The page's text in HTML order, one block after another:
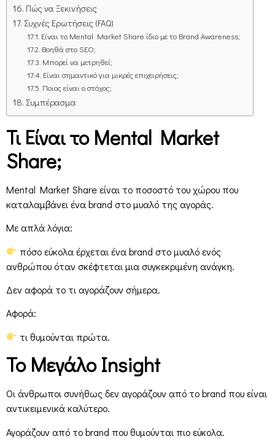
Πώς να Ξεκινήσεις
Συχνές Ερωτήσεις (FAQ)
Είναι το Mental Market Share ίδιο με το Brand Awareness;
Βοηθά στο SEO;
Μπορεί να μετρηθεί;
Είναι σημαντικό για μικρές επιχειρήσεις;
Ποιος είναι ο στόχος;
Συμπέρασμα
Τι Είναι το Mental Market
Share;
Mental Market Share είναι το ποσοστό του χώρου που
καταλαμβάνει ένα brand στο μυαλό της αγοράς.
Με απλά λόγια:
πόσο εύκολα έρχεται ένα brand στο μυαλό ενός
ανθρώπου όταν σκέφτεται μια συγκεκριμένη ανάγκη.
Δεν αφορά το τι αγοράζουν σήμερα.
Αφορά:
τι θυμούνται πρώτα.
Το ΜεγάλοInsight
Οι άνθρωποι συνήθως δεν αγοράζουν από το brand που είναι
αντικειμενικά καλύτερο.
Αγοράζουν από το brand που θυμούνται πιο εύκολα.